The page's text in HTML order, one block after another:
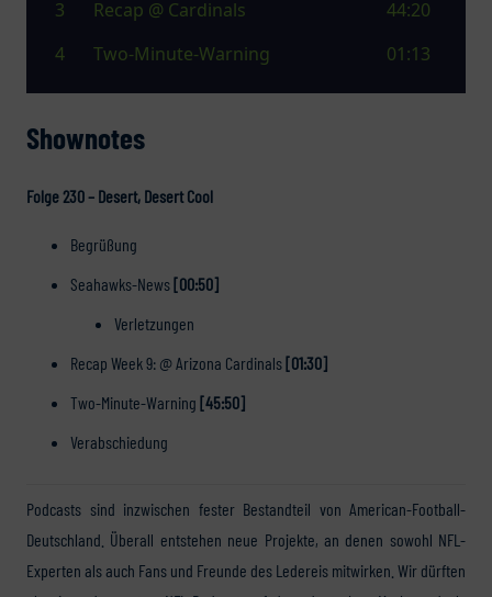
Shownotes
Folge 230 – Desert, Desert Cool
Begrüßung
Seahawks-News[00:50]
Verletzungen
Recap Week 9: @ Arizona Cardinals[01:30]
Two-Minute-Warning [45:50]
Verabschiedung
Podcasts sind inzwischen fester Bestandteil von American-Football-
Deutschland. Überall entstehen neue Projekte, an denen sowohl NFL-
Experten als auch Fans und Freunde des Ledereis mitwirken. Wir dürften